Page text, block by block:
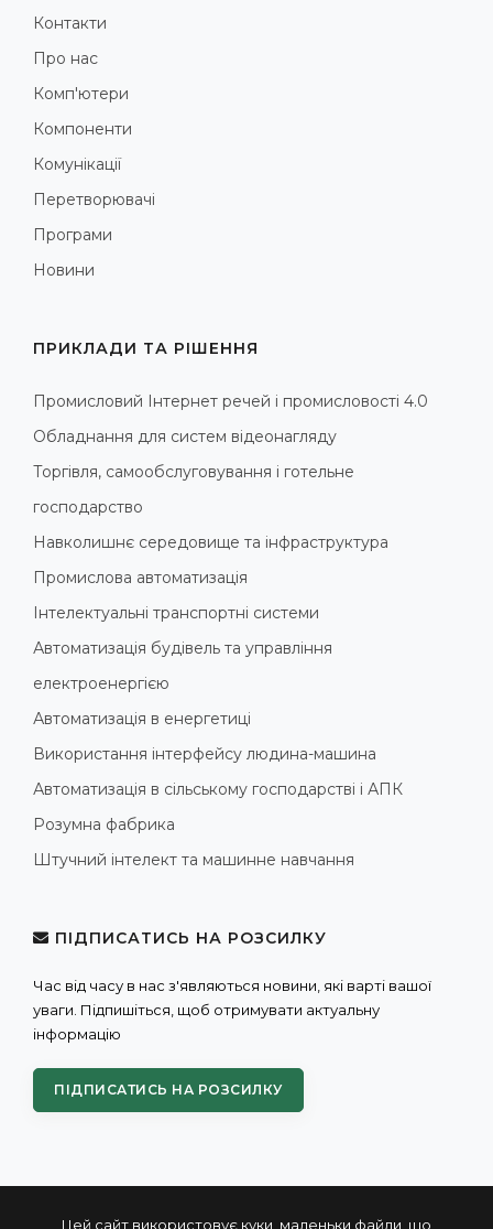
Цей сайт використовує куки, маленьки файли, що
Контакти
Про нас
Комп'ютери
Компоненти
Комунікації
Перетворювачі
Програми
Новини
ПРИКЛАДИ ТА РІШЕННЯ
Промисловий Інтернет речей і промисловості 4.0
Обладнання для систем відеонагляду
Торгівля, самообслуговування і готельне
господарство
Навколишнє середовище та інфраструктура
Промислова автоматизація
Інтелектуальні транспортні системи
Автоматизація будівель та управління
електроенергією
Автоматизація в енергетиці
Використання інтерфейсу людина-машина
Автоматизація в сільському господарстві і АПК
Розумна фабрика
Штучний інтелект та машинне навчання
ПІДПИСАТИСЬ НА РОЗСИЛКУ
Час від часу в нас з'являються новини, які варті вашої
уваги. Підпишіться, щоб отримувати актуальну
інформацію
ПІДПИСАТИСЬ НА РОЗСИЛКУ